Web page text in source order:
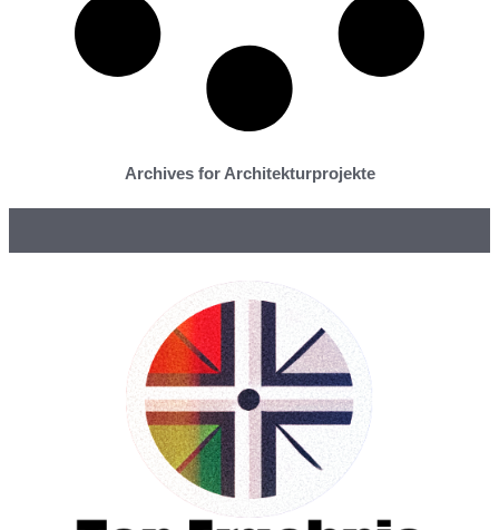
Archives for Architekturprojekte